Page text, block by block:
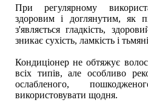
При регулярному
здоровим і доглянутим, як
з'являється гладкість,
зникає сухість, ламкість і
Кондиціонер не обтяжує
всіх типів, але особливо
ослабленого,
використовувати щодня.